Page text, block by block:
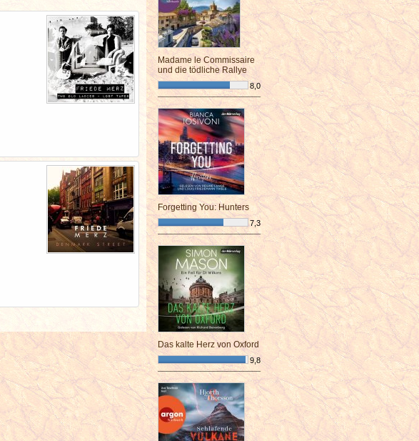
Madame le Commissaire
und die tödliche Rallye
8,0
¯¯¯¯¯¯¯¯¯¯¯¯¯¯¯¯¯¯¯¯¯¯¯¯
Forgetting You: Hunters
7,3
¯¯¯¯¯¯¯¯¯¯¯¯¯¯¯¯¯¯¯¯¯¯¯¯
Das kalte Herz von Oxford
9,8
¯¯¯¯¯¯¯¯¯¯¯¯¯¯¯¯¯¯¯¯¯¯¯¯